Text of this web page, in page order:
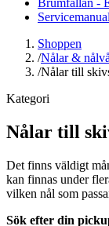
Shoppen
/Nålar &
/Nålar till
Kategori
Nålar till
Det finns väldigt
kan finnas under
vilken nål som
Sök efter din